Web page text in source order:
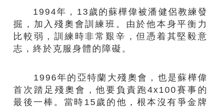
1994年，13歲的蘇樺偉被潘健侶教練發
掘，加入殘奧會訓練班。由於他本身平衡力
比較弱，訓練時非常艱辛，但憑着其堅毅意
志，終於克服身體的障礙。
1996年的亞特蘭大殘奧會，也是蘇樺偉
首次踏足殘奧會，他要負責跑4x100賽事的
最後一棒。當時15歲的他，根本沒有爭金牌